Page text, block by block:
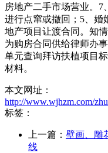
房地产二手市场营业。
进行点窜或撤回；5、婚
地产项目让渡合同。知
为购房合同供给律师办
单元查询拜访扶植项目
材料。
本文网址：
http://www.wjhzm.com/
标签：
上一篇： 壁画、雕
线